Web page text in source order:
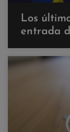
Los
entrada